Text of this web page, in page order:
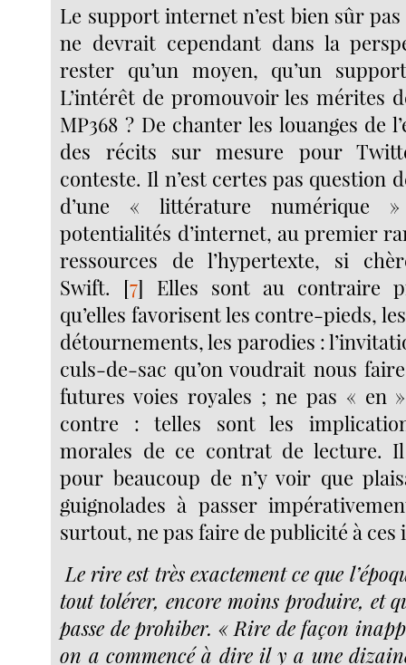
Le support internet n’est bien sûr
ne devrait cependant dans la
rester qu’un moyen, qu’un
L’intérêt de promouvoir les mérites
MP368 ? De chanter les louanges de
des récits sur mesure pour
conteste. Il n’est certes pas question
d’une « littérature numérique
potentialités d’internet, au premier
ressources de l’hypertexte, si
Swift. [7] Elles sont au contraire
qu’elles favorisent les contre-pieds,
détournements, les parodies :
culs-de-sac qu’on voudrait nous
futures voies royales ; ne pas « en
contre : telles sont les
morales de ce contrat de lecture.
pour beaucoup de n’y voir que
guignolades à passer
surtout, ne pas faire de publicité à ces
Le rire est très exactement ce que
tout tolérer, encore moins produire, et
passe de prohiber. « Rire de façon
on a commencé à dire il y a une